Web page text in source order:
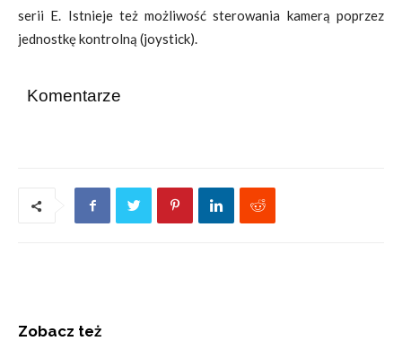
serii E. Istnieje też możliwość sterowania kamerą poprzez
jednostkę kontrolną (joystick).
Komentarze
Zobacz też